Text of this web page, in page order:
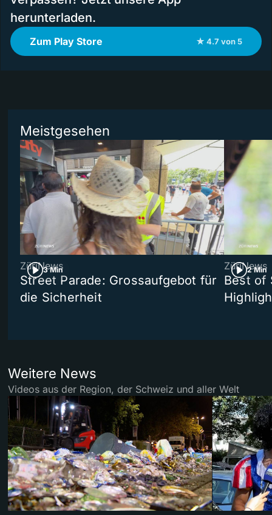
herunterladen.
Zum Play Store ★ 4.7 von 5
Meistgesehen
3 Min
ZüriNews
Street Parade: Grossaufgebot für
die Sicherheit
2 Min
ZüriNews
Best of
Weitere News
Videos aus der Region, der Schweiz und aller Welt